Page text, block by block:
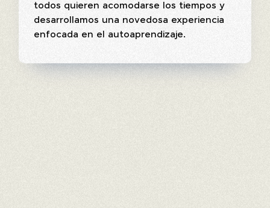
todos quieren acomodarse los tiempos y
desarrollamos una novedosa experiencia
enfocada en el autoaprendizaje.